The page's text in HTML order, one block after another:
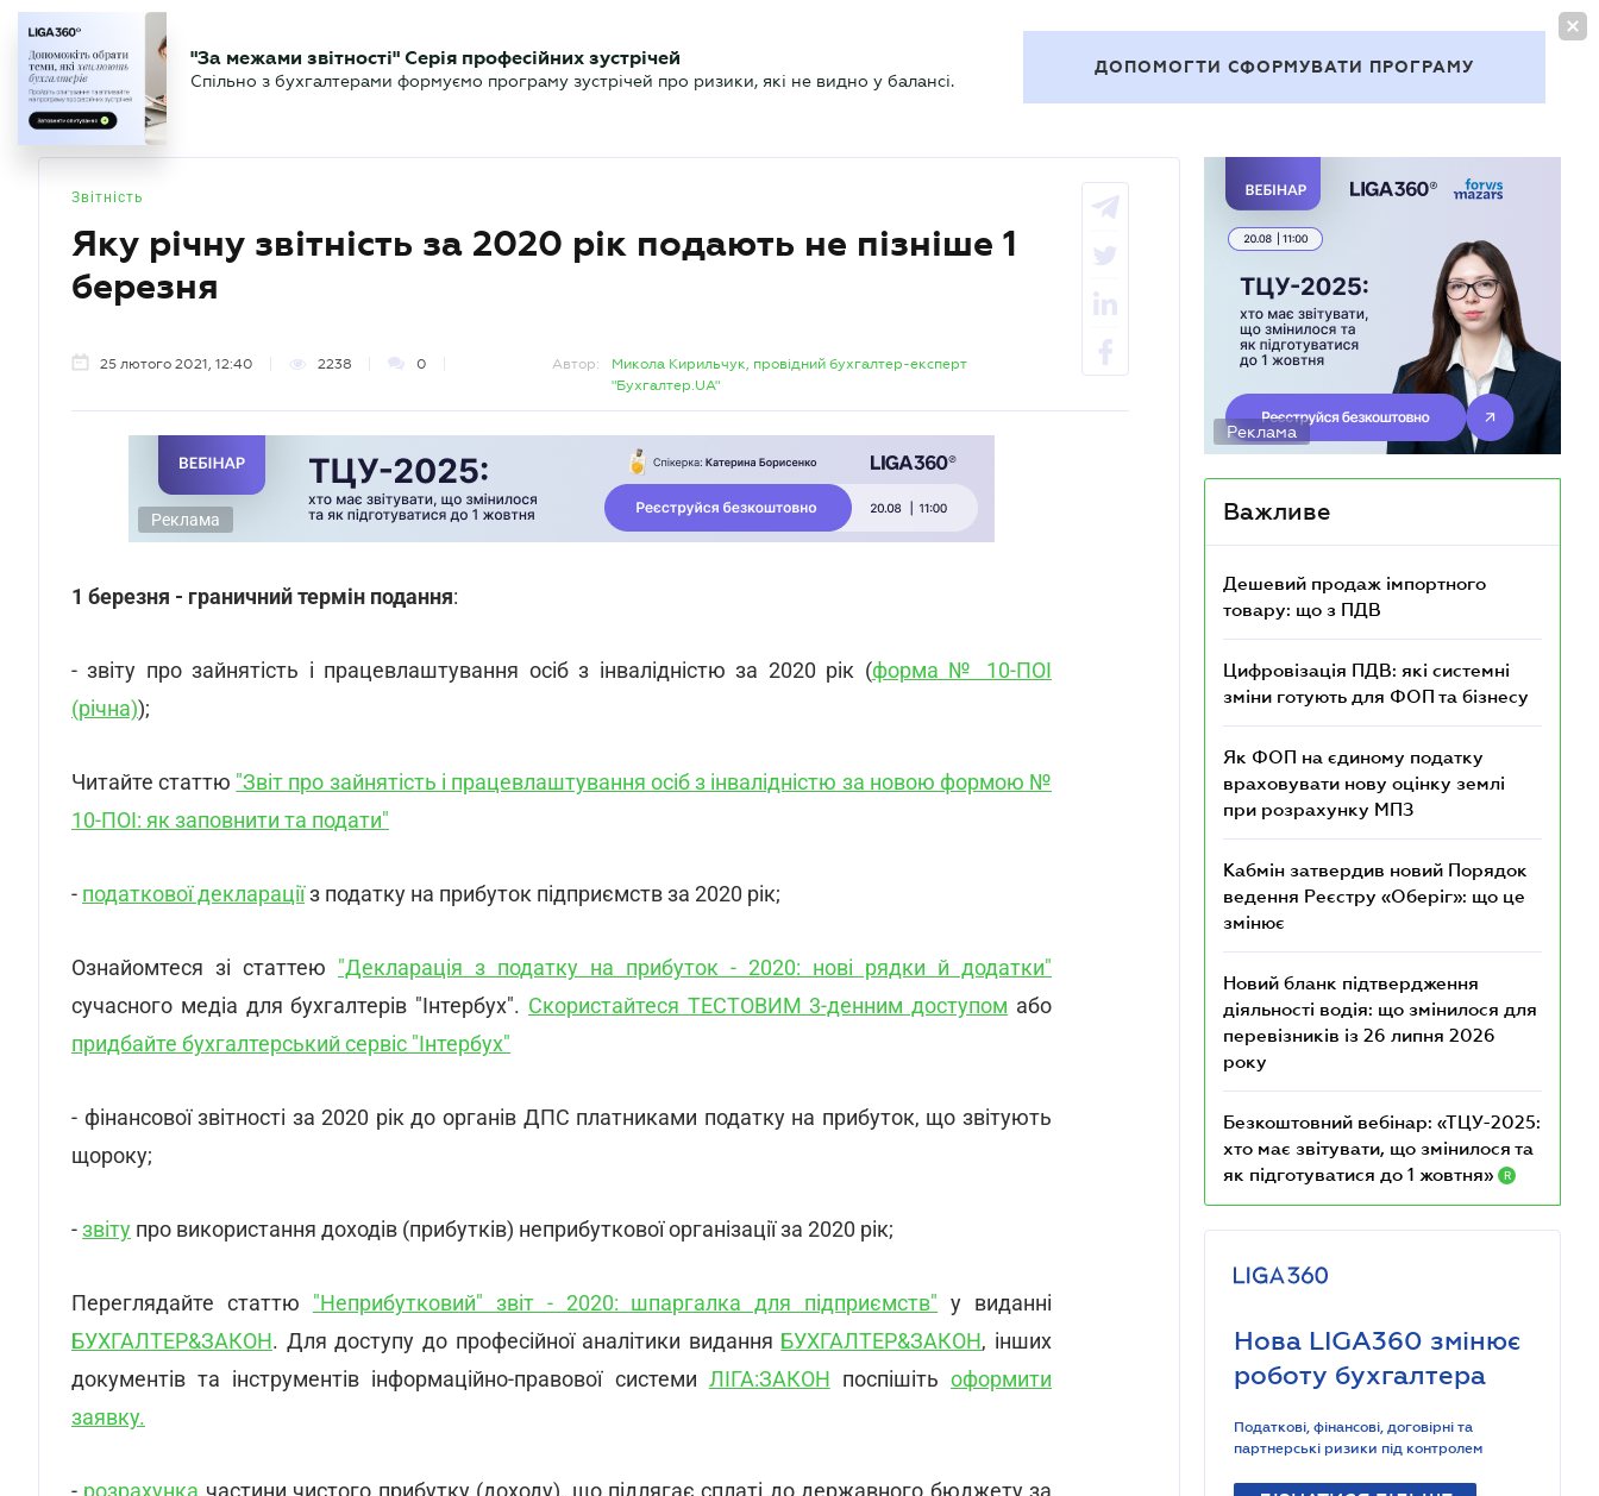
БУХГАЛТЕР Новини Аналітика Календар Актуально
"За межами звітності" Серія професійних зустрічей
Спільно з бухгалтерами формуємо програму зустрічей про ризики, які не видно у балансі.
ДОПОМОГТИ СФОРМУВАТИ ПРОГРАМУ
Звітність
Яку річну звітність за 2020 рік подають не пізніше 1
березня
25 лютого 2021, 12:40 2238 0 Автор:
Микола Кирильчук, провідний бухгалтер-експерт
"Бухгалтер.UA"
Реклама
1 березня - граничний термін подання:
- звіту про зайнятість і працевлаштування осіб з інвалідністю за 2020 рік (форма № 10-ПОІ
(річна));
Читайте статтю "Звіт про зайнятість і працевлаштування осіб з інвалідністю за новою формою №
10-ПОІ: як заповнити та подати"
- податкової деклараціїз податку на прибуток підприємств за 2020 рік;
Ознайомтеся зі статтею "Декларація з податку на прибуток - 2020: нові рядки й додатки"
сучасного медіа для бухгалтерів "Інтербух". Скористайтеся ТЕСТОВИМ 3-денним доступом або
придбайте бухгалтерський cервіс "Інтербух"
- фінансової звітності за 2020 рік до органів ДПС платниками податку на прибуток, що звітують
щороку;
-звіту про використання доходів (прибутків) неприбуткової організації за 2020 рік;
Переглядайте статтю "Неприбутковий" звіт - 2020: шпаргалка для підприємств" у виданні
БУХГАЛТЕР&ЗАКОН. Для доступу до професійної аналітики видання БУХГАЛТЕР&ЗАКОН, інших
документів та інструментів інформаційно-правової системи ЛІГА:ЗАКОН поспішітьоформити
заявку.
- розрахунка частини чистого прибутку (доходу), що підлягає сплаті до державного бюджету за
Реклама
Важливе
Дешевий продаж імпортного
товару: що з ПДВ
Цифровізація ПДВ: які системні
зміни готують для ФОП та бізнесу
Як ФОП на єдиному податку
враховувати нову оцінку землі
при розрахунку МПЗ
Кабмін затвердив новий Порядок
ведення Реєстру «Оберіг»: що це
змінює
Новий бланк підтвердження
діяльності водія: що змінилося для
перевізників із 26 липня 2026
року
Безкоштовний вебінар: «ТЦУ-2025:
хто має звітувати, що змінилося та
як підготуватися до 1 жовтня»
R
Нова LIGA360 змінює
роботу бухгалтера
Податкові, фінансові, договірні та
партнерські ризики під контролем